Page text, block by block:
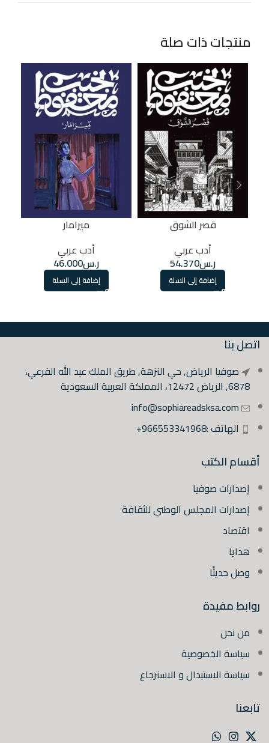
منتجات ذات صلة
قصر الشوق
أدب عربي
ر.س54.370
إضافة إلى السلة
ميرامار
أدب عربي
ر.س46.000
إضافة إلى السلة
اتصل بنا
صوفيا الرياض, حي النزهة, طريق الملك عبد الله الفرعي،
6878, الرياض 12472، المملكة العربية السعودية
info@sophiareadsksa.com
الهاتف :966553341968+
أقسام الكتب
إصدارات صوفيا
إصدارات المجلس الوطني للثقافة
اقتصاد
هدايا
وصل حديثًا
روابط مفيدة
من نحن
سياسة الخصوصية
سياسة الاستبدال و الاسترجاع
تابعنا